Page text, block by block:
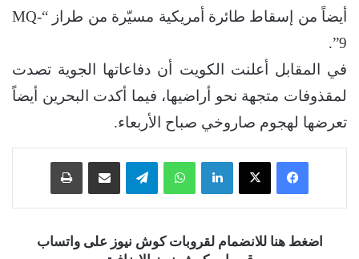
أيضاً من إسقاط طائرة أمريكية مسيّرة من طراز “MQ-
9”.
في المقابل أعلنت الكويت أن دفاعاتها الجوية تصدت
لمقذوفات متجهة نحو أراضيها، فيما أكدت البحرين أيضاً
تعرضها لهجوم صاروخي صباح الأربعاء.
فيسبوك ‫X لينكدإن واتساب تيلقرام
اضغط هنا للانضمام لقروبات كوش نيوز على واتساب